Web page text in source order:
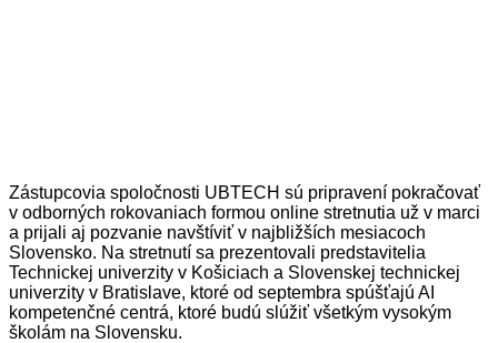
Zástupcovia spoločnosti UBTECH sú pripravení pokračovať
v odborných rokovaniach formou online stretnutia už v marci
a prijali aj pozvanie navštíviť v najbližších mesiacoch
Slovensko. Na stretnutí sa prezentovali predstavitelia
Technickej univerzity v Košiciach a Slovenskej technickej
univerzity v Bratislave, ktoré od septembra spúšťajú AI
kompetenčné centrá, ktoré budú slúžiť všetkým vysokým
školám na Slovensku.